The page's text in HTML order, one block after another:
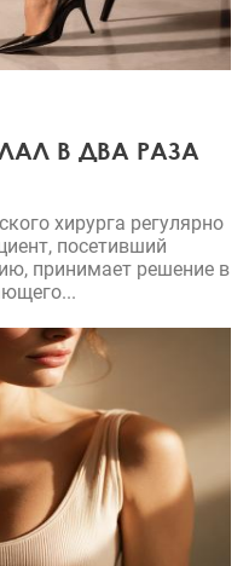
В ДВА РАЗА
хирурга регулярно
посетивший
принимает решение в